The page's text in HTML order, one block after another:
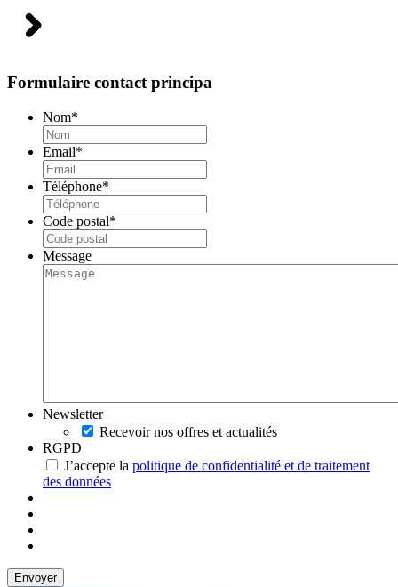
Formulaire contact principa
Nom*
Email*
Téléphone*
Code postal*
Message
Newsletter
Recevoir nos offres et actualités
RGPD
J’accepte la politique de confidentialité et de traitement
des données